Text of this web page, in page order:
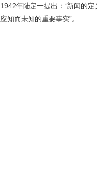
1942年陆定一提出：“新闻的
应知而未知的重要事实”。